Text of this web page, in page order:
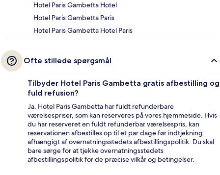
Hotel Paris Gambetta Hotel
Hotel Paris Gambetta Paris
Hotel Paris Gambetta Hotel Paris
Ofte stillede spørgsmål
Tilbyder Hotel Paris Gambetta gratis afbestilling og
fuld refusion?
Ja, Hotel Paris Gambetta har fuldt refunderbare
værelsespriser, som kan reserveres på vores hjemmeside. Hvis
du har reserveret en fuldt refunderbar værelsespris, kan
reservationen afbestilles op til et par dage før indtjekning
afhængigt af overnatningsstedets afbestillingspolitik. Du skal
bare sørge for at tjekke overnatningsstedets
afbestillingspolitik for de præcise vilkår og betingelser.